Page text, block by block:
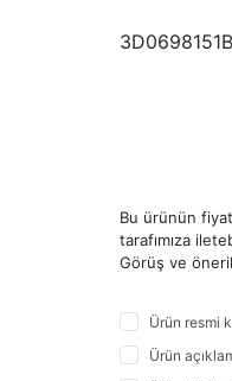
Bu ürünün
tarafımıza
Görüş ve
Ürün resmi
Ürün